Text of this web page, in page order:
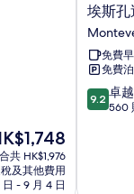
合共 HK$1,976
及其他費用
- 9 月 4 日
埃
斯
孔
迪
多
山
谷
埃斯孔
免費
免費
9.2
分
9.2 卓越
560